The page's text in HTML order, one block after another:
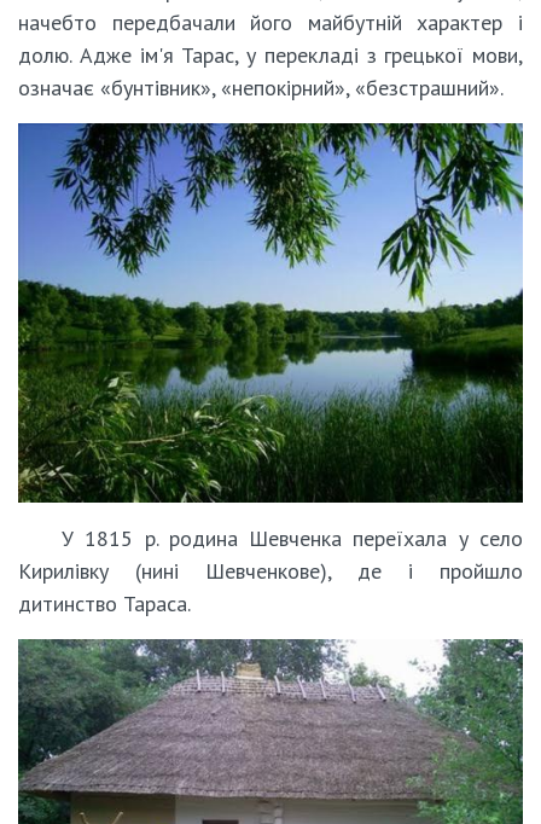
начебто передбачали його майбутній характер і
долю. Адже ім'я Тарас, у перекладі з грецької мови,
означає «бунтівник», «непокірний», «безстрашний».
У 1815 р. родина Шевченка переїхала у село
Кирилівку (нині Шевченкове), де і пройшло
дитинство Тараса.